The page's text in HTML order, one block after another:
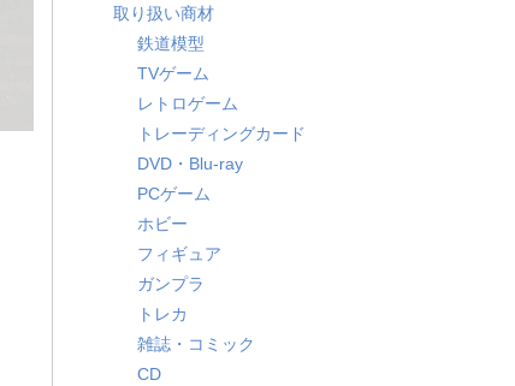
取り扱い商材
鉄道模型
TVゲーム
レトロゲーム
トレーディングカード
DVD・Blu-ray
PCゲーム
ホビー
フィギュア
ガンプラ
トレカ
雑誌・コミック
CD